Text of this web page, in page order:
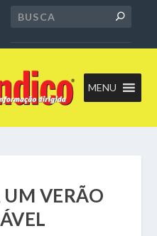
MENU
UM VERÃO